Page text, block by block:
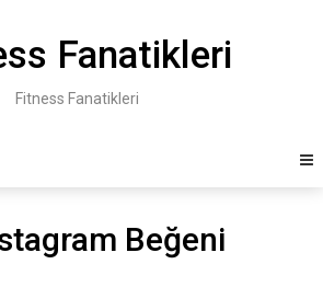
Fanatikleri
Fitness Fanatikleri
Beğeni